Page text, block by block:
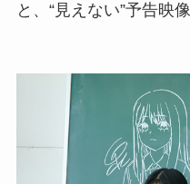
と、“見えない”予告映